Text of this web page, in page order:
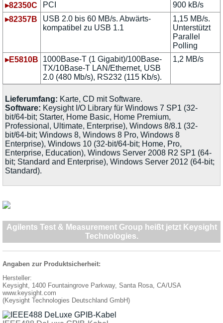
▸82350C
PCI
900 kB/s
▸82357B
USB 2.0 bis 60 MB/s. Abwärts-
kompatibel zu USB 1.1
1,15 MB/s.
Unterstützt
Parallel
Polling
▸E5810B
1000Base-T (1 Gigabit)/100Base-
TX/10Base-T LAN/Ethernet, USB
2.0 (480 Mb/s), RS232 (115 Kb/s).
1,2 MB/s
Lieferumfang: Karte, CD mit Software.
Software: Keysight I/O Library für Windows 7 SP1 (32-
bit/64-bit; Starter, Home Basic, Home Premium,
Professional, Ultimate, Enterprise), Windows 8/8.1 (32-
bit/64-bit; Windows 8, Windows 8 Pro, Windows 8
Enterprise), Windows 10 (32-bit/64-bit; Home, Pro,
Enterprise, Education), Windows Server 2008 R2 SP1 (64-
bit; Standard and Enterprise), Windows Server 2012 (64-bit;
Standard).
Agilents Test & Measurement Group heißt jetzt Keysight
Technologies.
Angaben zur Produktsicherheit:
Hersteller:
Keysight, 1400 Fountaingrove Parkway, Santa Rosa, CA/USA
www.keysight.com
(Keysight Technologies Deutschland GmbH)